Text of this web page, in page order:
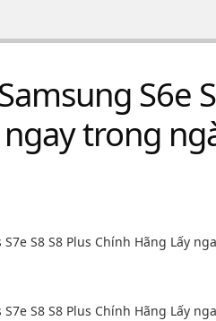
S6e
ngay trong